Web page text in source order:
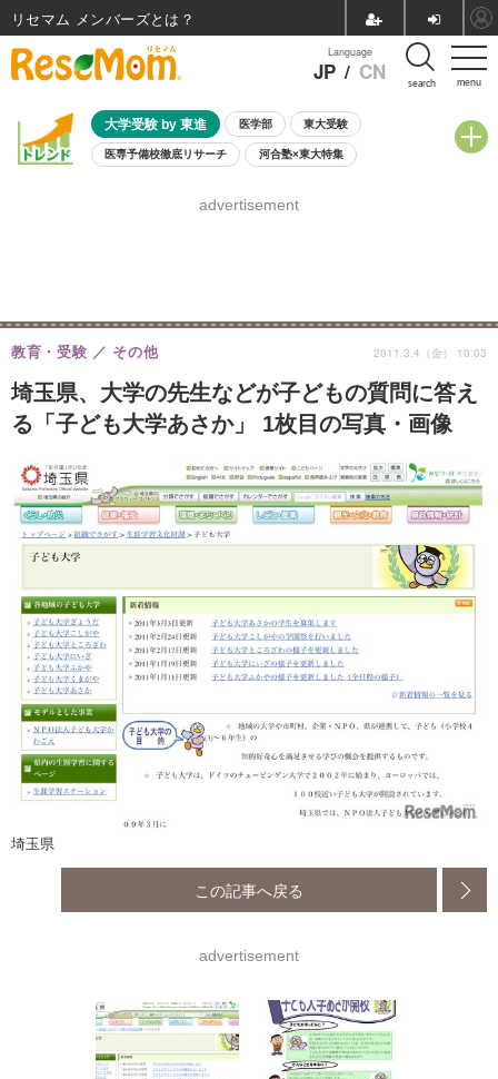
menu
Language
JP / CN search
大学受験 by 東進 医学部 東大受験
医専予備校徹底リサーチ 河合塾×東大特集
8月開催学校説明会・相談会
advertisement
埼玉県、大学の先生などが子どもの質問に答え
る「子ども大学あさか」 1枚目の写真・画像
教育・受験 その他 2011.3.4（金） 10:03
埼玉県
この記事へ戻る
advertisement
リセマム メンバーズ